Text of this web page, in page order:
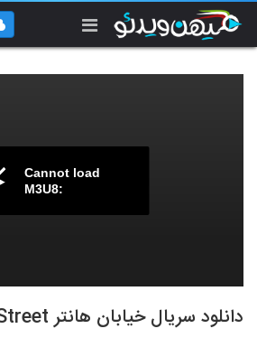
Cannot load
M3U8: